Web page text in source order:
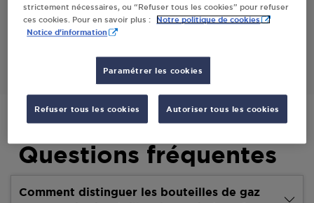
25300HOUTAUD
Questions fréquentes
Comment distinguer les bouteilles de gaz
strictement nécessaires, ou “Refuser tous les cookies” pour refuser
ces cookies. Pour en savoir plus :
Notre politique de cookies
Notice d'information
Paramétrer les cookies
Refuser tous les cookies Autoriser tous les cookies